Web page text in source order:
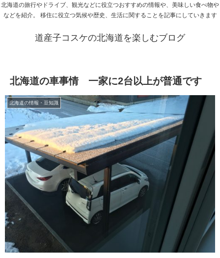
北海道の旅行やドライブ、観光などに役立つおすすめの情報や、美味しい食べ物や
などを紹介。 移住に役立つ気候や歴史、生活に関することを記事にしていきます
道産子コスケの北海道を楽しむブログ
北海道の車事情 一家に2台以上が普通です
北海道の情報・豆知識